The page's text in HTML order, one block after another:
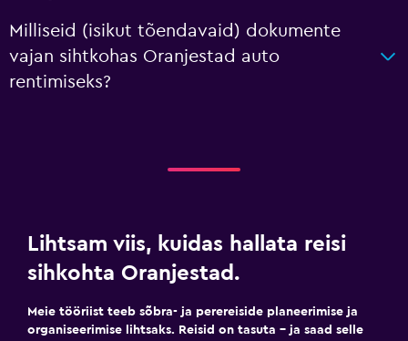
Milliseid (isikut tõendavaid) dokumente
vajan sihtkohas Oranjestad auto
rentimiseks?
Lihtsam viis, kuidas hallata reisi
sihkohta Oranjestad.
Meie tööriist teeb sõbra- ja perereiside planeerimise ja
organiseerimise lihtsaks. Reisid on tasuta – ja saad selle